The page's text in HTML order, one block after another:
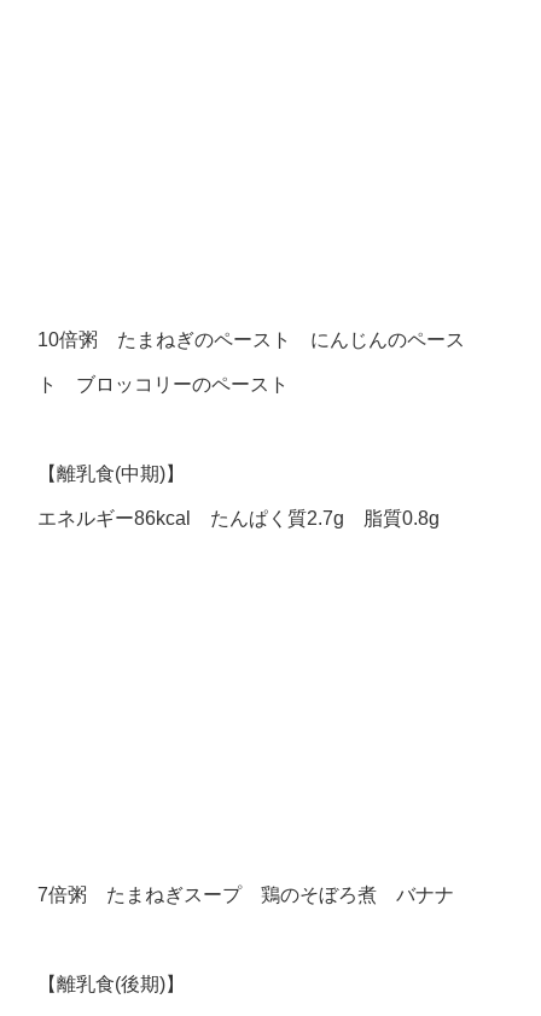
10倍粥 たまねぎのペースト にんじんのペース
ト ブロッコリーのペースト
【離乳食(中期)】
エネルギー86kcal たんぱく質2.7g 脂質0.8g
7倍粥 たまねぎスープ 鶏のそぼろ煮 バナナ
【離乳食(後期)】